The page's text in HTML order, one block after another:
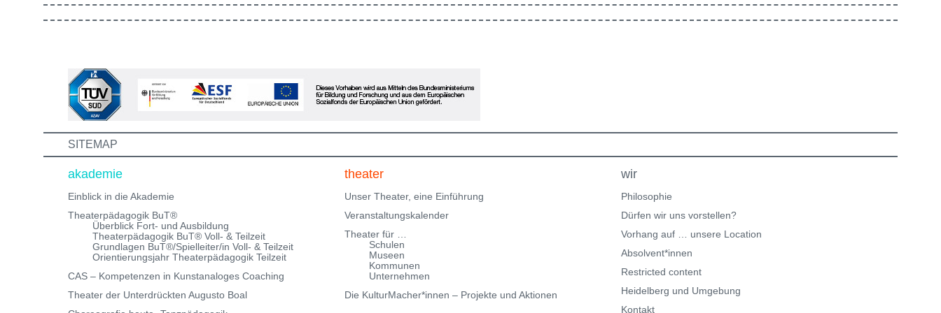
Weiterbildungen und erhalte eine Einladung zum
Informations- und Aufnahmeworkshop. Bei Fragen,
schreibe uns einfach eine Mail an:
info@theaterwerkstatt-heidelberg.de Wir freuen uns auf
Klingenteichstraße verfügen. Hinweise über
Parkmöglichkeiten findest Du hier:
SITEMAP
akademie
Einblick in die Akademie
Theaterpädagogik BuT®
Überblick Fort- und Ausbildung
Theaterpädagogik BuT® Voll- & Teilzeit
Grundlagen BuT®/Spielleiter/in Voll- & Teilzeit
Orientierungsjahr Theaterpädagogik Teilzeit
CAS – Kompetenzen in Kunstanaloges Coaching
Theater der Unterdrückten Augusto Boal
theater
Unser Theater, eine Einführung
Veranstaltungskalender
Theater für …
Schulen
Museen
Kommunen
Unternehmen
Die KulturMacher*innen – Projekte und Aktionen
wir
Philosophie
Dürfen wir uns vorstellen?
Vorhang auf … unsere Location
Absolvent*innen
Restricted content
Heidelberg und Umgebung
Kontakt